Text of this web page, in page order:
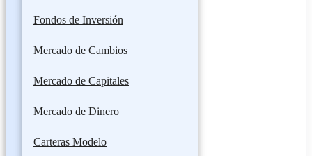
Fondos de Inversión
Mercado de Cambios
Mercado de Capitales
Mercado de Dinero
Carteras Modelo